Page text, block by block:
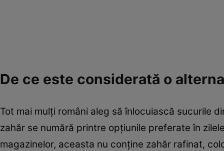
De ce este considerată o
Tot mai mulți români aleg să înlocuiască sucurile
zahăr se numără printre opțiunile preferate în
magazinelor, aceasta nu conține zahăr rafinat,